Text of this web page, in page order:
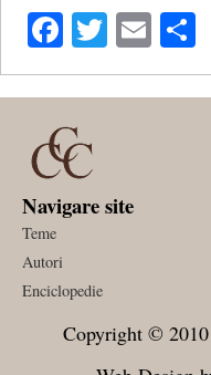
Facebook
Twitter
Navigare site
Teme
Autori
Enciclopedie
Copyright ©